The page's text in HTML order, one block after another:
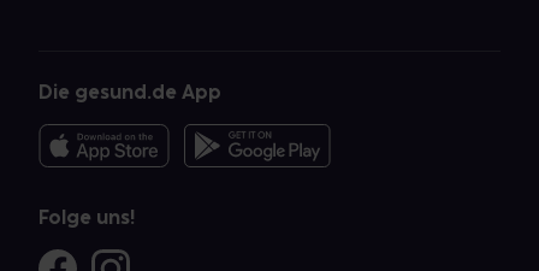
Die gesund.de App
Folge uns!